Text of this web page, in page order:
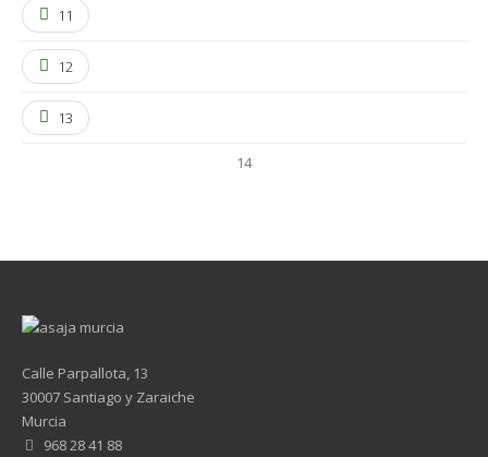
11
12
13
14
Calle Parpallota, 13
30007 Santiago y Zaraiche
Murcia
968 28 41 88